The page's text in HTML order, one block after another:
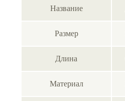
Название
Размер
Длина
Материал